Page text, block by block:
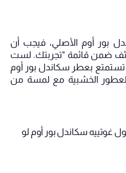
بور أوم الأصلي، فيجب أن
ضمن قائمة "تجربتك. لست
بعطر سكاندل بور أوم
الخشبية مع لمسة من
غوتييه سكاندل بور أوم لو